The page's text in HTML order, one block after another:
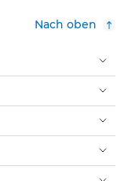
Nach oben